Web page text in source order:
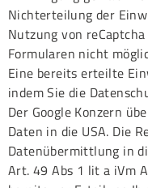
Nichterteilung der
Nutzung von
Formularen nicht
Eine bereits erteilte
indem Sie die
Der Google Konzern
Daten in die USA. Die
Datenübermittlung in
Art. 49 Abs 1 lit a iVm